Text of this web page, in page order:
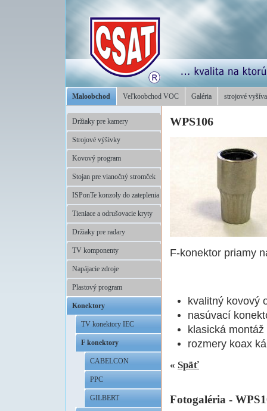
Maloobchod Veľkoobchod VOC Galéria strojové
Držiaky pre kamery
Strojové výšivky
Kovový program
Stojan pre vianočný stromček
ISPonTe konzoly do zateplenia
Tieniace a odrušovacie kryty
Držiaky pre radary
TV komponenty
Napájacie zdroje
Plastový program
Konektory
TV konektory IEC
F konektory
CABELCON
PPC
GILBERT
WPS106
F-konektor priamy
kvalitný kovový
nasúvací
klasická
rozmery koax
« Späť
Fotogaléria -